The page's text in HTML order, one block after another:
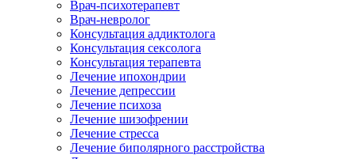
Врач-психотерапевт
Врач-невролог
Консультация аддиктолога
Консультация сексолога
Консультация терапевта
Лечение ипохондрии
Лечение депрессии
Лечение психоза
Лечение шизофрении
Лечение стресса
Лечение биполярного расстройства